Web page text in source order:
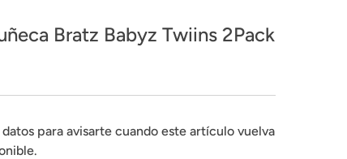
Bratz Babyz Twiins 2Pack
datos para avisarte cuando este artículo vuelva